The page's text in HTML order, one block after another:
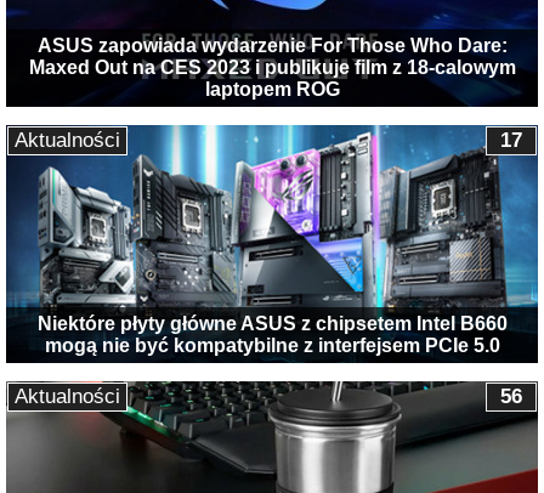
ASUS zapowiada wydarzenie For Those Who Dare:
Maxed Out na CES 2023 i publikuje film z 18-calowym
laptopem ROG
Niektóre płyty główne ASUS z chipsetem Intel B660
mogą nie być kompatybilne z interfejsem PCIe 5.0
17
Aktualności
56
Aktualności